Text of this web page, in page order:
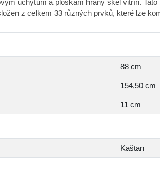
úchytům a ploškám hrany skel vitrín.
z celkem 33 různých prvků, které lze
88 cm
154,50 cm
11 cm
Kaštan